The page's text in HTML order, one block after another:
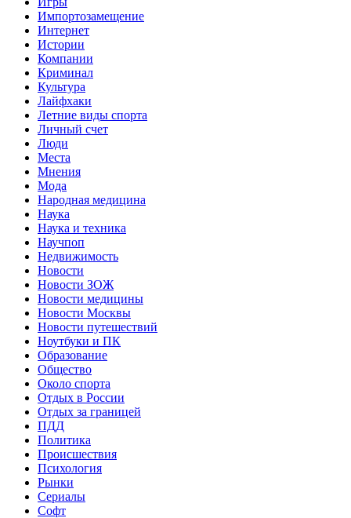
Импортозамещение
Интернет
Истории
Компании
Криминал
Культура
Лайфхаки
Летние виды спорта
Личный счет
Люди
Места
Мнения
Мода
Народная медицина
Наука
Наука и техника
Научпоп
Недвижимость
Новости
Новости ЗОЖ
Новости медицины
Новости Москвы
Новости путешествий
Ноутбуки и ПК
Образование
Общество
Около спорта
Отдых в России
Отдых за границей
ПДД
Политика
Происшествия
Психология
Рынки
Сериалы
Софт